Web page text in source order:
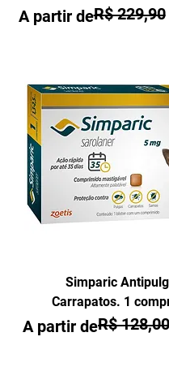
A partir de
Preço normalR$ 229,90
Preço promocional
Simparic
Carrapatos. 1
A partir de
Preço normalR$ 128,00
Preço promocional